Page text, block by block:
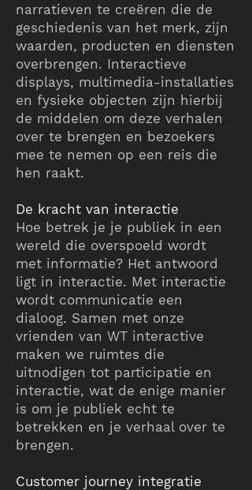
narratieven te creëren die de
geschiedenis van het merk, zijn
waarden, producten en diensten
overbrengen. Interactieve
displays, multimedia-installaties
en fysieke objecten zijn hierbij
de middelen om deze verhalen
over te brengen en bezoekers
mee te nemen op een reis die
hen raakt.
De kracht van interactie
Hoe betrek je je publiek in een
wereld die overspoeld wordt
met informatie? Het antwoord
ligt in interactie. Met interactie
wordt communicatie een
dialoog. Samen met onze
vrienden van WT interactive
maken we ruimtes die
uitnodigen tot participatie en
interactie, wat de enige manier
is om je publiek echt te
betrekken en je verhaal over te
brengen.
Customer journey integratie